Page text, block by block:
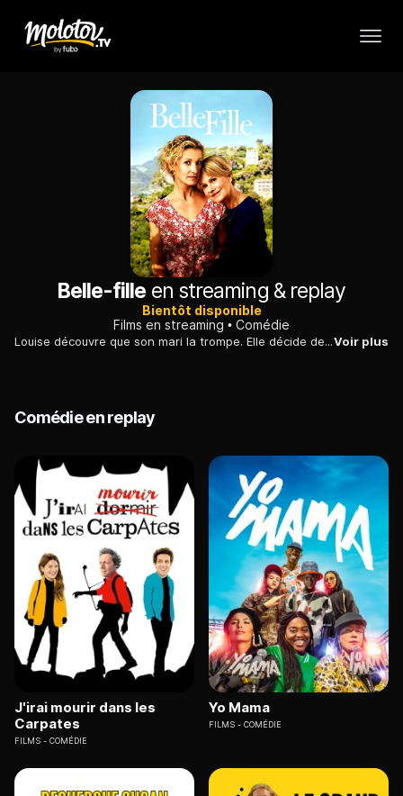
Belle-fille en streaming & replay
Bientôt disponible
Films en streaming
Comédie
Louise découvre que son mari la trompe. Elle décide de partir décompresser en Corse. Un week-end de folie au cours duquel elle deviendra, malgré elle, la belle-fille de la mère de son amant d'un soir...Voir plus
Comédie en replay
J'irai mourir dans les
Carpates
FILMS COMÉDIE
Yo Mama
FILMS COMÉDIE